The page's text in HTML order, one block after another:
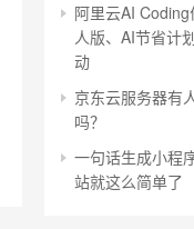
阿里云AI
人版、AI节省计
动
京东云服务器有
吗？
一句话生成小
站就这么简单了